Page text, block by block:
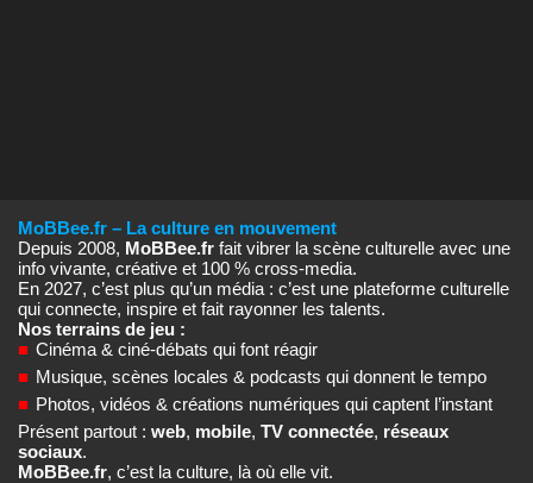
MoBBee.fr – La culture en mouvement
Depuis 2008, MoBBee.fr fait vibrer la scène culturelle avec une
info vivante, créative et 100 % cross‑media.
En 2027, c’est plus qu’un média : c’est une plateforme culturelle
qui connecte, inspire et fait rayonner les talents.
Nos terrains de jeu :
■ Cinéma & ciné‑débats qui font réagir
■ Musique, scènes locales & podcasts qui donnent le tempo
■ Photos, vidéos & créations numériques qui captent l’instant
Présent partout : web, mobile, TV connectée, réseaux
sociaux.
MoBBee.fr, c’est la culture, là où elle vit.